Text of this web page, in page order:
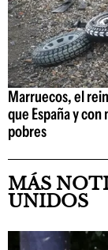
Marruecos, el
que España y
pobres
MÁS
UNIDOS